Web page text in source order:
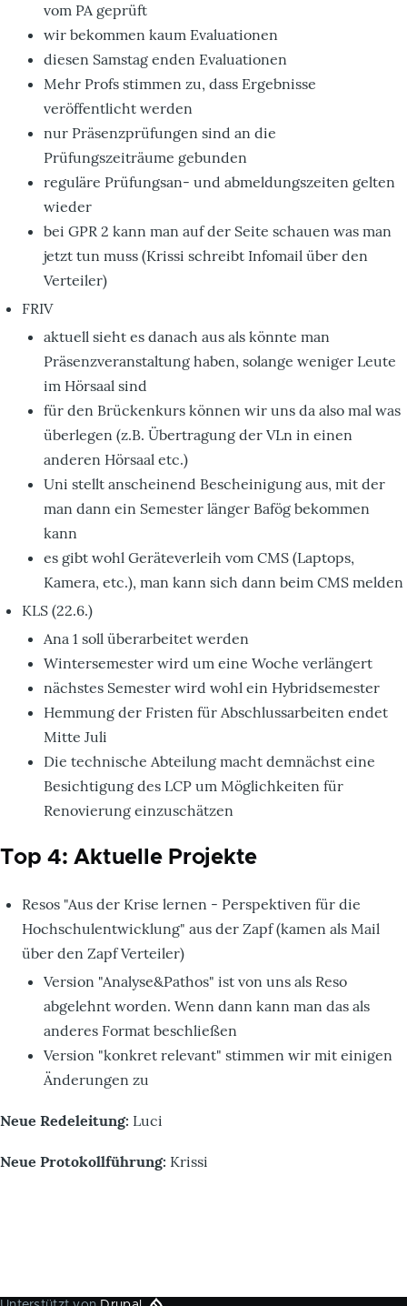
vom PA geprüft
wir bekommen kaum Evaluationen
diesen Samstag enden Evaluationen
Mehr Profs stimmen zu, dass Ergebnisse
veröffentlicht werden
nur Präsenzprüfungen sind an die
Prüfungszeiträume gebunden
reguläre Prüfungsan- und abmeldungszeiten gelten
wieder
bei GPR 2 kann man auf der Seite schauen was man
jetzt tun muss (Krissi schreibt Infomail über den
Verteiler)
FRIV
aktuell sieht es danach aus als könnte man
Präsenzveranstaltung haben, solange weniger Leute
im Hörsaal sind
für den Brückenkurs können wir uns da also mal was
überlegen (z.B. Übertragung der VLn in einen
anderen Hörsaal etc.)
Uni stellt anscheinend Bescheinigung aus, mit der
man dann ein Semester länger Bafög bekommen
kann
es gibt wohl Geräteverleih vom CMS (Laptops,
Kamera, etc.), man kann sich dann beim CMS melden
KLS (22.6.)
Ana 1 soll überarbeitet werden
Wintersemester wird um eine Woche verlängert
nächstes Semester wird wohl ein Hybridsemester
Hemmung der Fristen für Abschlussarbeiten endet
Mitte Juli
Die technische Abteilung macht demnächst eine
Besichtigung des LCP um Möglichkeiten für
Renovierung einzuschätzen
Top 4: Aktuelle Projekte
Resos "Aus der Krise lernen - Perspektiven für die
Hochschulentwicklung" aus der Zapf (kamen als Mail
über den Zapf Verteiler)
Version "Analyse&Pathos" ist von uns als Reso
abgelehnt worden. Wenn dann kann man das als
anderes Format beschließen
Version "konkret relevant" stimmen wir mit einigen
Änderungen zu
Neue Redeleitung: Luci
Neue Protokollführung: Krissi